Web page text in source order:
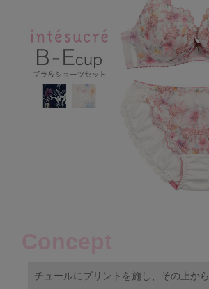
チュールにプリントを施し、その上か